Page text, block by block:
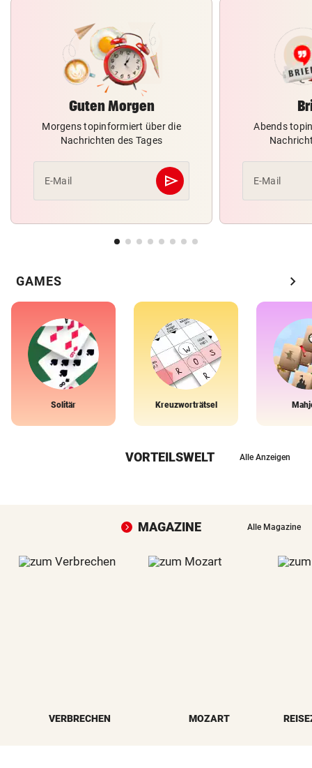
Guten Morgen
Morgens topinformiert über die
Nachrichten des Tages
E-Mail send
Abschicken
Abends
E-Mail
GAMES chevron_right
Solitär Kreuzworträtsel
VORTEILSWELT Alle Anzeigen
MAGAZINE Alle Magazine
VERBRECHEN MOZART